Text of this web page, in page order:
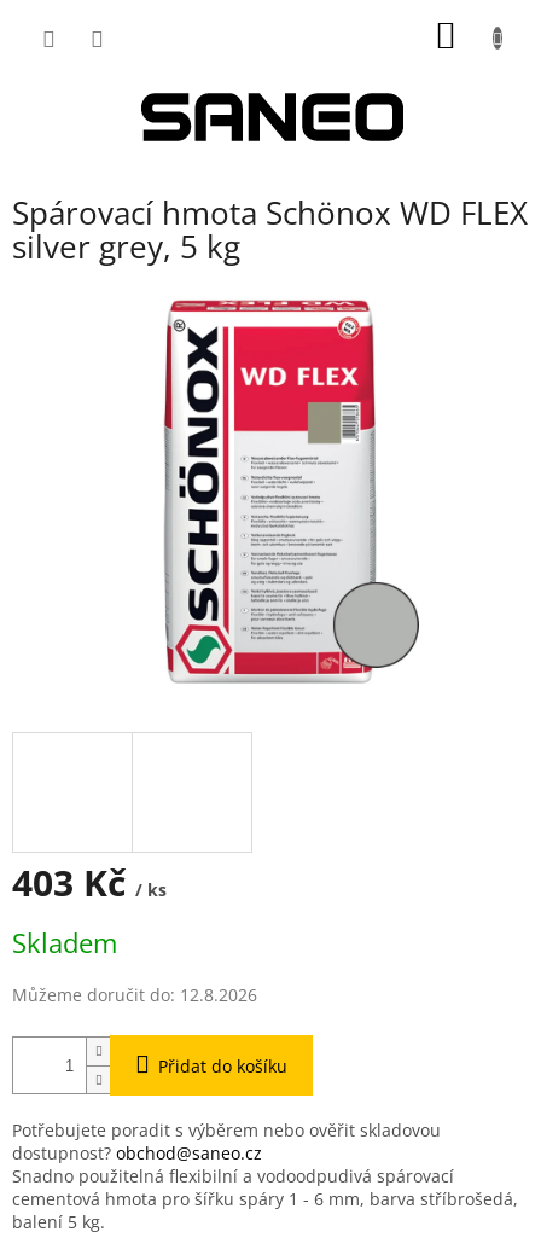
Spárovací hmota Schönox WD FLEX
silver grey, 5 kg
403 Kč / ks
cena:
Skladem
Můžeme doručit do: 12.8.2026
Přidat do košíku
Potřebujete poradit s výběrem nebo ověřit skladovou
dostupnost? obchod@saneo.cz
Snadno použitelná flexibilní a vodoodpudivá spárovací
cementová hmota pro šířku spáry 1 - 6 mm, barva stříbrošedá,
balení 5 kg.